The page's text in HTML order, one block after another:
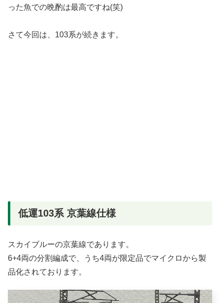
った魚での晩酌は最高ですね(笑)
さて今回は、103系が続きます。
低運103系 京葉線仕様
スカイブルーの京葉線であります。
6+4両の分割編成で、うち4両が限定品でマイクロから製
品化されております。